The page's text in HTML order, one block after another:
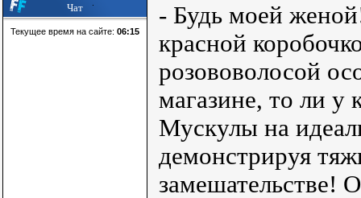
Чат
Текущее время на сайте: 06:15
- Будь моей
красной
розововолосой
магазине, то ли у
Мускулы на
демонстрируя
замешательстве!